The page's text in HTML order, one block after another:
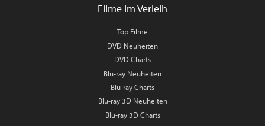
Filme im Verleih
Top Filme
DVD Neuheiten
DVD Charts
Blu-ray Neuheiten
Blu-ray Charts
Blu-ray 3D Neuheiten
Blu-ray 3D Charts